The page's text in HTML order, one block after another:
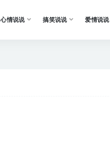
心情说说 搞笑说说 爱情说说